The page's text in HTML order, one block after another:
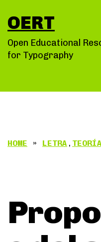
al
contenido
OERT
Open Educational
for Typography
HOME » LETRA , TEORÍA